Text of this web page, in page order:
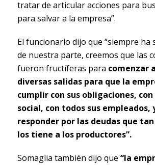
tratar de articular acciones para
para salvar a la empresa”.
El funcionario dijo que “siempre ha
de nuestra parte, creemos que las
fueron fructíferas para comenzar
diversas salidas para que la
cumplir con sus obligaciones,
social, con todos sus
responder por las deudas que
los tiene a los productores”.
Somaglia también dijo que “la